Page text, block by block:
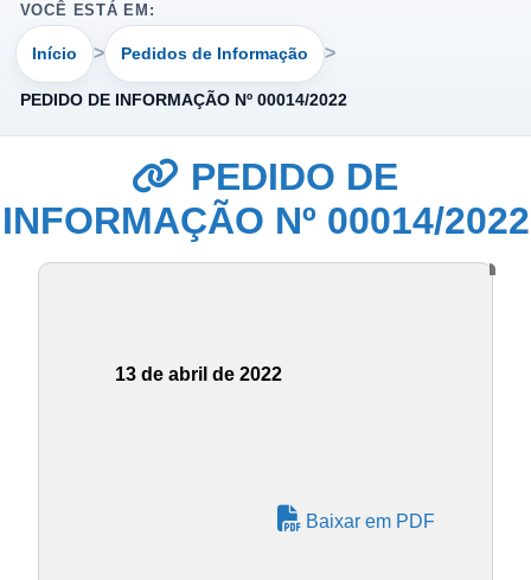
VOCÊ ESTÁ EM:
Início Pedidos de Informação
PEDIDO DE INFORMAÇÃO Nº 00014/2022
PEDIDO DE
INFORMAÇÃO Nº 00014/2022
13 de abril de 2022
Baixar em PDF